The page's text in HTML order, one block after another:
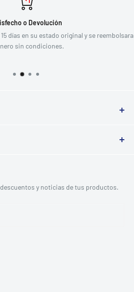
o Devolución
días en su estado original y se reembolsara
sin condiciones.
y ferreteria, ofreciendo
y noticias de tus productos.